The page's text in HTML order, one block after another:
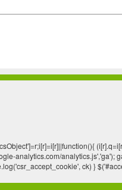
analytics.com/
ck) }